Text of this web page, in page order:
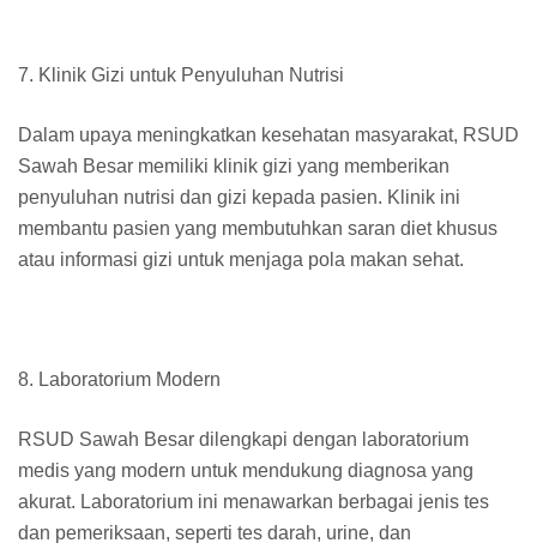
7. Klinik Gizi untuk Penyuluhan Nutrisi
Dalam upaya meningkatkan kesehatan masyarakat, RSUD
Sawah Besar memiliki klinik gizi yang memberikan
penyuluhan nutrisi dan gizi kepada pasien. Klinik ini
membantu pasien yang membutuhkan saran diet khusus
atau informasi gizi untuk menjaga pola makan sehat.
8. Laboratorium Modern
RSUD Sawah Besar dilengkapi dengan laboratorium
medis yang modern untuk mendukung diagnosa yang
akurat. Laboratorium ini menawarkan berbagai jenis tes
dan pemeriksaan, seperti tes darah, urine, dan